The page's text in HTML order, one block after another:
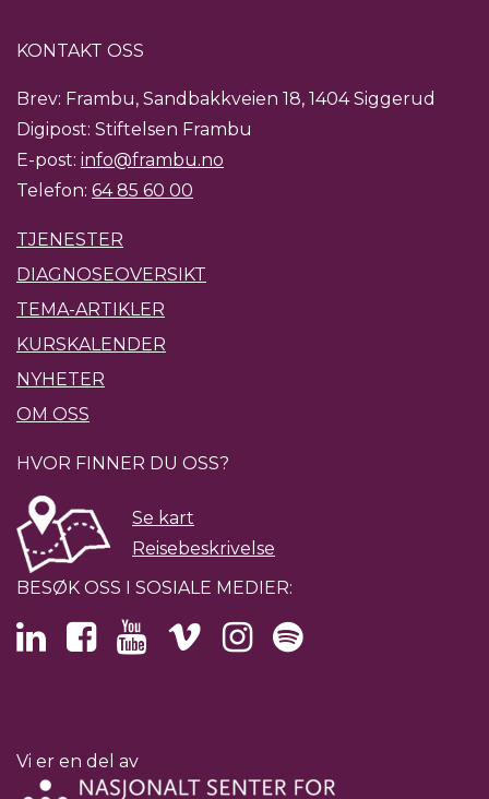
KONTAKT OSS
Brev: Frambu, Sandbakkveien 18, 1404 Siggerud
Digipost: Stiftelsen Frambu
E-post: info@frambu.no
Telefon: 64 85 60 00
TJENESTER
DIAGNOSEOVERSIKT
TEMA-ARTIKLER
KURSKALENDER
NYHETER
OM OSS
HVOR FINNER DU OSS?
Se kart
Reisebeskrivelse
BESØK OSS I SOSIALE MEDIER:
Vi er en del av